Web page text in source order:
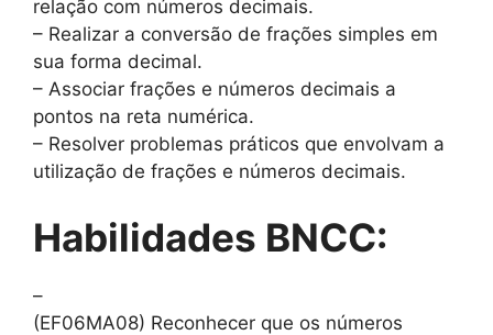
relação com números decimais.
– Realizar a conversão de frações simples em
sua forma decimal.
– Associar frações e números decimais a
pontos na reta numérica.
– Resolver problemas práticos que envolvam a
utilização de frações e números decimais.
Habilidades BNCC:
–
(EF06MA08) Reconhecer que os números